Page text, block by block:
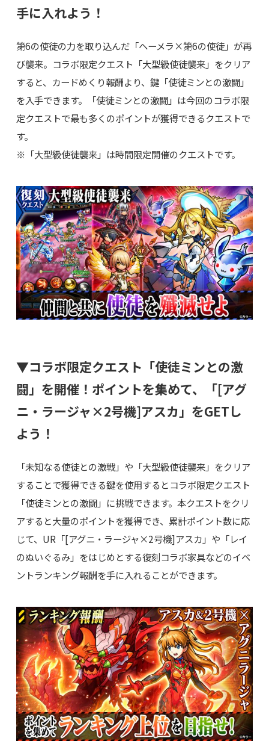
手に入れよう！
第6の使徒の力を取り込んだ「ヘーメラ×第6の使徒」が再
び襲来。コラボ限定クエスト「大型級使徒襲来」をクリア
すると、カードめくり報酬より、鍵「使徒ミンとの激闘」
を入手できます。「使徒ミンとの激闘」は今回のコラボ限
定クエストで最も多くのポイントが獲得できるクエストで
す。
※「大型級使徒襲来」は時間限定開催のクエストです。
▼コラボ限定クエスト「使徒ミンとの激
闘」を開催！ポイントを集めて、「[アグ
ニ・ラージャ×2号機]アスカ」をGETし
よう！
「未知なる使徒との激戦」や「大型級使徒襲来」をクリア
することで獲得できる鍵を使用するとコラボ限定クエスト
「使徒ミンとの激闘」に挑戦できます。本クエストをクリ
アすると大量のポイントを獲得でき、累計ポイント数に応
じて、UR「[アグニ・ラージャ×2号機]アスカ」や「レイ
のぬいぐるみ」をはじめとする復刻コラボ家具などのイベ
ントランキング報酬を手に入れることができます。